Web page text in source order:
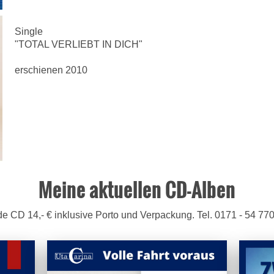
Single
"TOTAL VERLIEBT IN DICH"
erschienen 2010
Meine aktuellen CD-Alben
CD 14,- € inklusive Porto und Verpackung. Tel. 0171 - 54